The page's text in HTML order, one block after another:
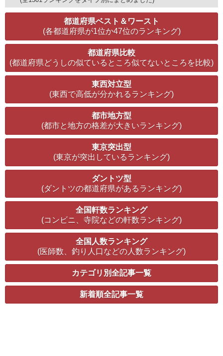
都道府県ベスト＆ワースト
(各都道府県が1位か47位のランキング)
都道府県比較
(都道府県どうしの似ているところ似てないところを比較)
東西対立型
(東西で高低が分かれるランキング)
都市地方型
(都市と地方の格差が大きいランキング)
東京突出型
(東京が突出しているランキング)
ダントツ型
(ダントツの都道府県があるランキング)
全国軒数ランキング
(コンビニ、寺院などの軒数ランキング)
全国人数ランキング
(医師数、釣り人口などの人数ランキング)
カテゴリ別全記事一覧
新着順全記事一覧